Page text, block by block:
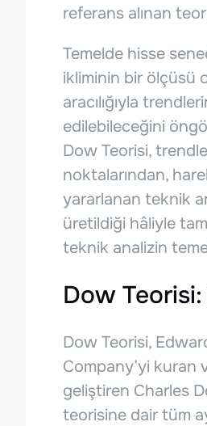
referans alınan
Temelde hisse
ikliminin bir ölçüsü
aracılığıyla
edilebileceğini
Dow Teorisi,
noktalarından,
yararlanan teknik
üretildiği hâliyle
teknik analizin
Dow
Dow Teorisi,
Company’yi kuran
geliştiren Charles
teorisine dair tüm